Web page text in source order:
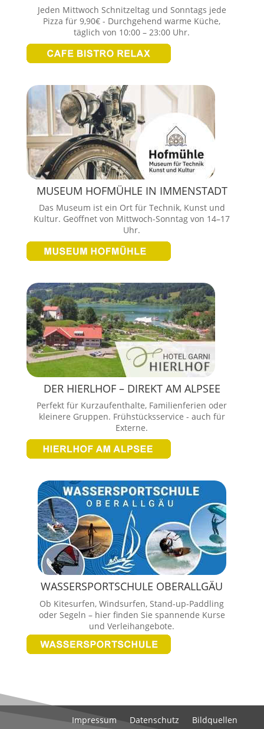
Jeden Mittwoch Schnitzeltag und Sonntags jede
Pizza für 9,90€ - Durchgehend warme Küche,
täglich von 10:00 – 23:00 Uhr.
MUSEUM HOFMÜHLE IN IMMENSTADT
Das Museum ist ein Ort für Technik, Kunst und
Kultur. Geöffnet von Mittwoch-Sonntag von 14–17
Uhr.
DER HIERLHOF – DIREKT AM ALPSEE
Perfekt für Kurzaufenthalte, Familienferien oder
kleinere Gruppen. Frühstücksservice - auch für
Externe.
WASSERSPORTSCHULE OBERALLGÄU
Ob Kitesurfen, Windsurfen, Stand-up-Paddling
oder Segeln – hier finden Sie spannende Kurse
und Verleihangebote.
Impressum Datenschutz Bildquellen